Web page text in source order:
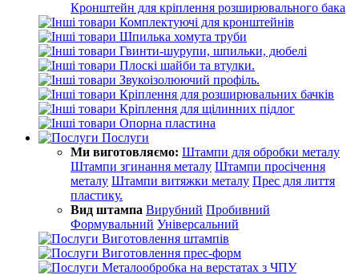
Кронштейн для кріплення розширювального бака
Комплектуючі для кронштейнів
Шпилька хомута труби
Гвинти-шурупи, шпильки, дюбелі
Плоскі шайби та втулки.
Звукоізолюючий профіль.
Кріплення для розширювальних бачків
Кріплення для щілинних підлог
Опорна пластина
Послуги
Ми виготовляємо: Штампи для обробки металу
Штампи згинання металу Штампи просічення
металу Штампи витяжки металу Прес для лиття
пластику.
Вид штампа Вирубний Пробивний
Формувальний Універсальний
Виготовлення штампів
Виготовлення прес-форм
Металообробка на верстатах з ЧПУ